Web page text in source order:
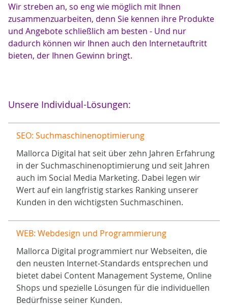
Wir streben an, so eng wie möglich mit Ihnen
zusammenzuarbeiten, denn Sie kennen ihre Produkte
und Angebote schließlich am besten - Und nur
dadurch können wir Ihnen auch den Internetauftritt
bieten, der Ihnen Gewinn bringt.
Unsere Individual-Lösungen:
SEO: Suchmaschinenoptimierung
Mallorca Digital hat seit über zehn Jahren Erfahrung
in der Suchmaschinenoptimierung und seit Jahren
auch im Social Media Marketing. Dabei legen wir
Wert auf ein langfristig starkes Ranking unserer
Kunden in den wichtigsten Suchmaschinen.
WEB: Webdesign und Programmierung
Mallorca Digital programmiert nur Webseiten, die
den neusten Internet-Standards entsprechen und
bietet dabei Content Management Systeme, Online
Shops und spezielle Lösungen für die individuellen
Bedürfnisse seiner Kunden.